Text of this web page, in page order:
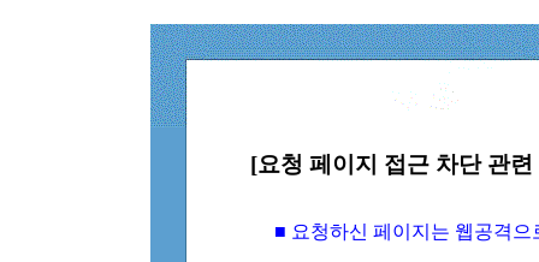
[요청 페이지 접근 차단 관
■ 요청하신 페이지는 웹공격